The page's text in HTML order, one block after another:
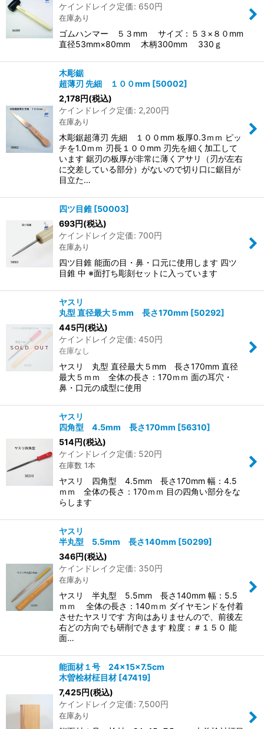
ケインドレイク定価: 650円
在庫あり
ゴムハンマー ５３mm サイズ：５３×８０mm
直径53mm×80mm 木柄300mm 330ｇ
木彫鋸
超薄刃 先細 １００mm [50002]
2,178円(税込)
ケインドレイク定価: 2,200円
在庫あり
木彫鋸超薄刃 先細 １００mm 板厚0.3ｍｍ ピッ
チを1.0ｍｍ 刃長１００mm 刃先を細く加工して
います 鋸刃の板厚が非常に薄くアサリ（刃が左右
に交差している部分）がないので切り口に鋸目が
目立た…
四ツ目錐 [50003]
693円(税込)
ケインドレイク定価: 700円
在庫あり
四ツ目錐 能面の目・鼻・口元に使用します 四ツ
目錐 中 ※面打ち彫刻セットに入っています
ヤスリ
丸型 直径最大５mm 長さ170mm [50292]
445円(税込)
ケインドレイク定価: 450円
在庫なし
ヤスリ 丸型 直径最大５mm 長さ170mm 直径
最大５ｍｍ 全体の長さ：170ｍｍ 面の耳穴・
鼻・口元の成型に使用
ヤスリ
四角型 4.5mm 長さ170mm [56310]
514円(税込)
ケインドレイク定価: 520円
在庫数 1本
ヤスリ 四角型 4.5mm 長さ170mm 幅：4.5
ｍｍ 全体の長さ：170ｍｍ 目の四角い部分をな
らします
ヤスリ
半丸型 5.5mm 長さ140mm [50299]
346円(税込)
ケインドレイク定価: 350円
在庫あり
ヤスリ 半丸型 5.5mm 長さ140mm 幅：5.5
ｍｍ 全体の長さ：140ｍｍ ダイヤモンドを付着
させたヤスリです 方向はありませんので、前後左
右どの方向でも研削できます 粒度：＃１５０ 能
面…
能面材１号 24×15×7.5cm
木曽桧材柾目材 [47419]
7,425円(税込)
ケインドレイク定価: 7,500円
在庫あり